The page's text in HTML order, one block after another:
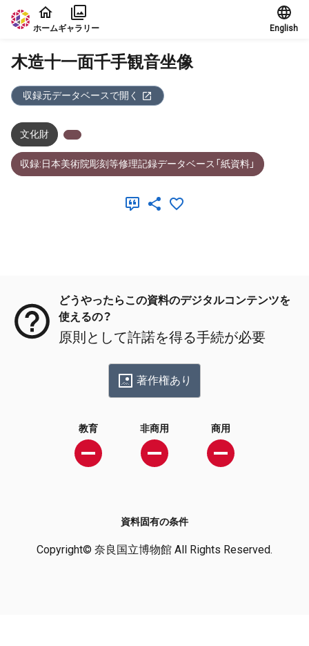
本文に飛ぶ
ホームギャラリー English
木造十一面千手観音坐像
収録元データベースで開く
文化財
収録:日本美術院彫刻等修理記録データベース「紙資料」
どうやったらこの資料のデジタルコンテンツを
使えるの？
原則として許諾を得る手続が必要
著作権あり
教育 非商用 商用
資料固有の条件
Copyright© 奈良国立博物館 All Rights Reserved.